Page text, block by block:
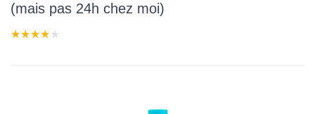
(mais pas 24h chez moi)
★★★★★
★★★★★